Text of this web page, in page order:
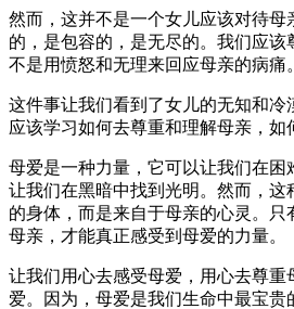
然而，这并不是一个女儿应该对待母
的，是包容的，是无尽的。我们应
不是用愤怒和无理来回应母亲的病痛。
这件事让我们看到了女儿的无知和冷
应该学习如何去尊重和理解母亲，如
母爱是一种力量，它可以让我们在困
让我们在黑暗中找到光明。然而，这
的身体，而是来自于母亲的心灵。
母亲，才能真正感受到母爱的力量。
让我们用心去感受母爱，用心去尊重
爱。因为，母爱是我们生命中最宝